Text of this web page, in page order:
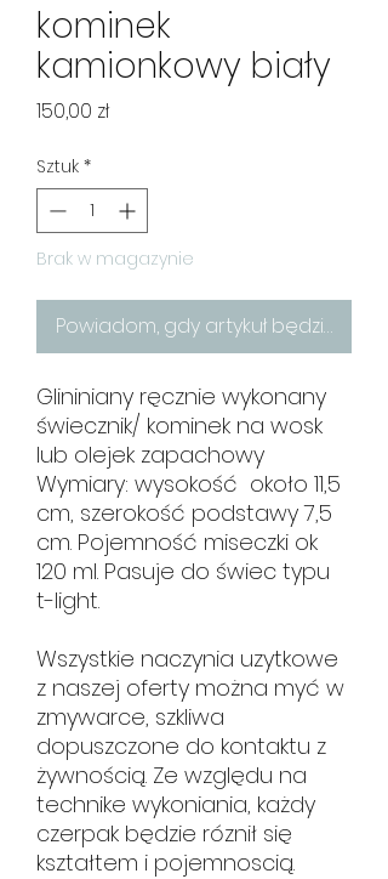
kominek
kamionkowy biały
150,00 złCena
Sztuk *
Brak w magazynie
Powiadom, gdy artykuł będzie
Glininiany ręcznie wykonany
świecznik/ kominek na wosk
lub olejek zapachowy
Wymiary: wysokość około 11,5
cm, szerokość podstawy 7,5
cm. Pojemność miseczki ok
120 ml. Pasuje do świec typu
t-light.
Wszystkie naczynia uzytkowe
z naszej oferty można myć w
zmywarce, szkliwa
dopuszczone do kontaktu z
żywnością. Ze względu na
technike wykoniania, każdy
czerpak będzie róznił się
kształtem i pojemnoscią.